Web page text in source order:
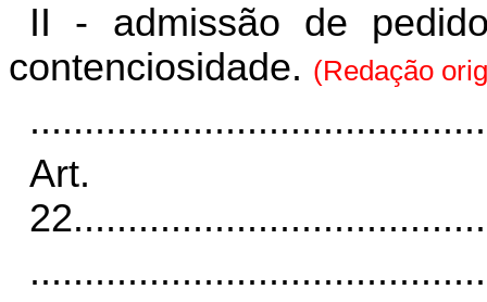
II - admissão de
contenciosidade. (Redação
Art.
22